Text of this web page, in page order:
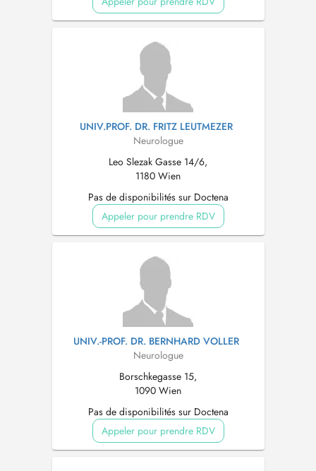
UNIV.PROF. DR. FRITZ LEUTMEZER
Neurologue
Leo Slezak Gasse 14/6,
1180 Wien
Pas de disponibilités sur Doctena
Appeler pour prendre RDV
UNIV.-PROF. DR. BERNHARD VOLLER
Neurologue
Borschkegasse 15,
1090 Wien
Pas de disponibilités sur Doctena
Appeler pour prendre RDV